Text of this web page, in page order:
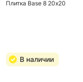
Плитка Base 8 20х20
В наличии